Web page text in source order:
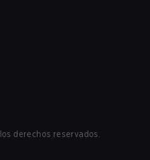
derechos reservados.